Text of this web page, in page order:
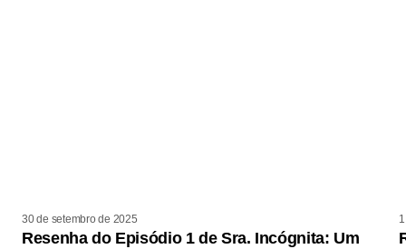
30 de setembro de 2025
Resenha do Episódio 1 de Sra. Incógnita: Um